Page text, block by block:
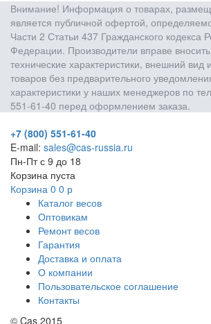
Внимание! Информация о товарах,
является публичной офертой,
Части 2 Статьи 437 Гражданского кодекса
Федерации. Производители вправе
технические характеристики, внешний вид
товаров без предварительного
характеристики у наших менеджеров по
551-61-40 перед оформлением заказа.
+7 (800) 551-61-40
E-mail: sales@cas-russia.ru
Пн-Пт с 9 до 18
Корзина пуста
Корзина 0 0 р
Каталог весов
Оптовикам
Ремонт весов
Гарантия
Доставка и оплата
О компании
Пользовательское соглашение
Контакты
© Cas 2015